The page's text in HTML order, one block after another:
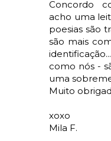
Concordo
acho uma
poesias são
são mais
como nós -
uma
Muito
xoxo
Mila F.